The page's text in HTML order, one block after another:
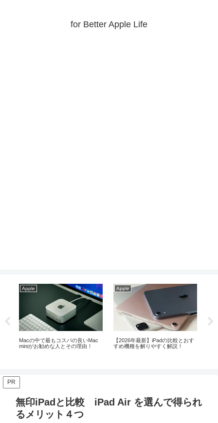
for Better Apple Life
Apple
Macの中で最もコスパの良いMac
miniがお勧めな人とその理由！
Apple
【2026年最新】iPadの比較とおす
すめ機種を解りやすく解説！
PR
無印iPadと比較 iPad Air を選んで得られ
るメリット４つ